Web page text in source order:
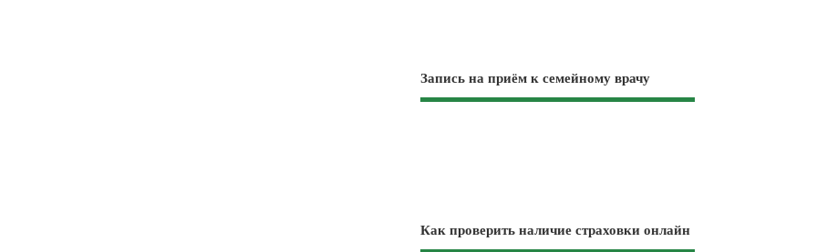
Запись на приём к семейному врачу
Как проверить наличие страховки онлайн